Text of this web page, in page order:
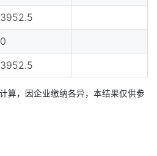
3952.5
0
3952.5
算，因企业缴纳各异，本结果仅供参